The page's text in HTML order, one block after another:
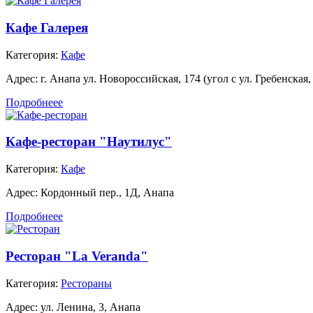
Кафе Галерея
Категория: Кафе
Адрес: г. Анапа ул. Новороссийская, 174 (угол с ул.
Подробнеее
Кафе-ресторан "Наутилус"
Категория: Кафе
Адрес: Кордонный пер., 1Д, Анапа
Подробнеее
Ресторан "La Veranda"
Категория: Рестораны
Адрес: ул. Ленина, 3, Анапа